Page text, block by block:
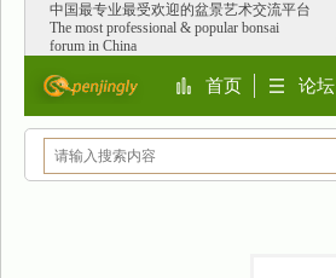
中国最专业最受欢迎的盆景艺术交流平台
The most professional & popular bonsai
forum in China
首页 论坛